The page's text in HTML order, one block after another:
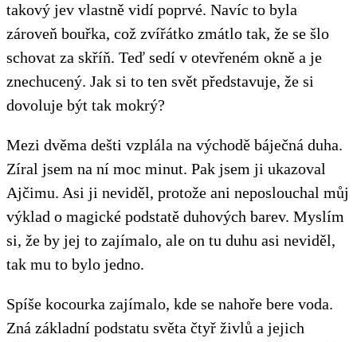
takový jev vlastně vidí poprvé. Navíc to byla
zároveň bouřka, což zvířátko zmátlo tak, že se šlo
schovat za skříň. Teď sedí v otevřeném okně a je
znechucený. Jak si to ten svět představuje, že si
dovoluje být tak mokrý?
Mezi dvěma dešti vzplála na východě báječná duha.
Zíral jsem na ní moc minut. Pak jsem ji ukazoval
Ajčimu. Asi ji neviděl, protože ani neposlouchal můj
výklad o magické podstatě duhových barev. Myslím
si, že by jej to zajímalo, ale on tu duhu asi neviděl,
tak mu to bylo jedno.
Spíše kocourka zajímalo, kde se nahoře bere voda.
Zná základní podstatu světa čtyř živlů a jejich